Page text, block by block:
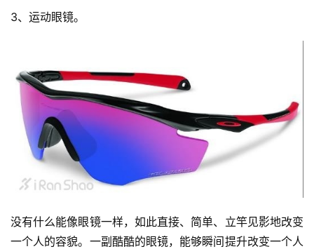
3、运动眼镜。
没有什么能像眼镜一样，如此直接、简单、立竿见影地改变
一个人的容貌。一副酷酷的眼镜，能够瞬间提升改变一个人